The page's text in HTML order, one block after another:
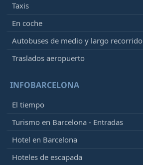
Taxis
En coche
Autobuses de medio y largo recorrido
Traslados aeropuerto
INFOBARCELONA
El tiempo
Turismo en Barcelona - Entradas
Hotel en Barcelona
Hoteles de escapada